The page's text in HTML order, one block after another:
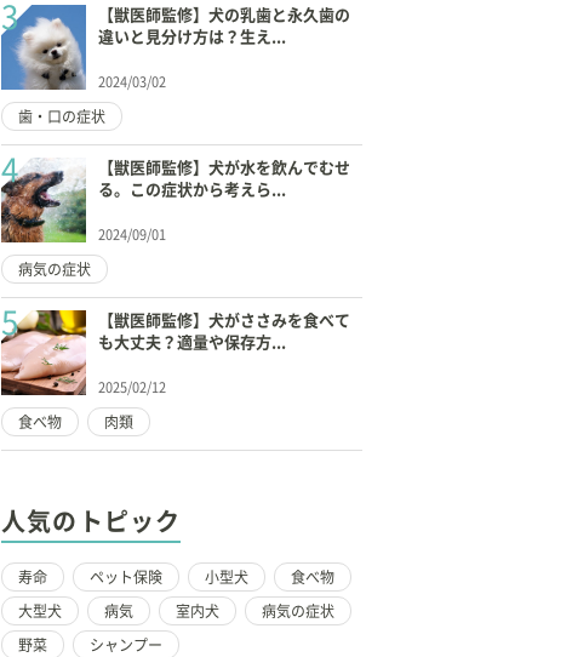
3
【獣医師監修】犬の乳歯と永久歯の
違いと見分け方は？生え...
2024/03/02
歯・口の症状
4
【獣医師監修】犬が水を飲んでむせ
る。この症状から考えら...
2024/09/01
病気の症状
5
【獣医師監修】犬がささみを食べて
も大丈夫？適量や保存方...
2025/02/12
食べ物 肉類
人気のトピック
寿命 ペット保険 小型犬 食べ物
大型犬 病気 室内犬 病気の症状
野菜 シャンプー